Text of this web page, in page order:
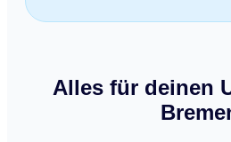
Alles für deinen